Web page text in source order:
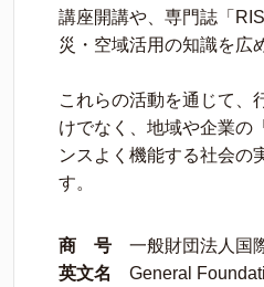
講座開講や、専門誌「
災・空域活用の知識を広
これらの活動を通じて、
けでなく、地域や企業の
ンスよく機能する社会の
す。
商 号 一般財団法人国
英文名
General